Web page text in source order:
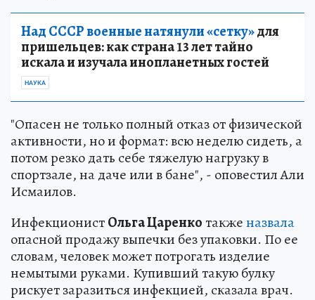
Над СССР военные натянули «сетку»для
пришельцев: как страна 13 лет тайно
искала и изучала инопланетных гостей
НАУКА
"Опасен не только полный отказ от физической
активности, но и формат: всю неделю сидеть, а
потом резко дать себе тяжелую нагрузку в
спортзале, на даче или в бане", - оповестил Али
Исмаилов.
ИнфекционистОльга Царенкотакженазвала
опасной продажу выпечки без упаковки. По ее
словам, человек может потрогать изделие
немытыми руками. Купивший такую булку
рискует заразиться инфекцией, сказала врач.